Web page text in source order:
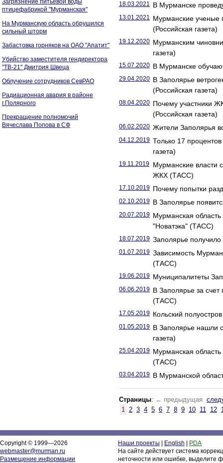
Загрязнение питьевой воды
птицефабрикой "Мурманская"
На Мурманскую область обрушился
сильный шторм
Забастовка горняков на ОАО "Апатит"
Убийство заместителя гендиректора
"ТВ-21" Дмитрия Швеца
Облучение сотрудников СевРАО
Радиационная авария в районе
г.Полярного
Прекращение полномочий
Вячеслава Попова в СФ
18.03.2021 В Мурманске
13.01.2021 Мурманские ученые
(Российская газета)
19.12.2020 Мурманским
газета)
15.07.2020 В Мурманске
29.04.2020 В Заполярье
(Российская газета)
08.04.2020 Почему участники
(Российская газета)
06.02.2020 Жители Заполярья
04.12.2019 Только 17
газета)
19.11.2019 Мурманские власти
ЖКХ (ТАСС)
17.10.2019 Почему попытки
02.10.2019 В Заполярье
20.07.2019 Мурманская область
"Новатэка" (ТАСС)
18.07.2019 Заполярье
01.07.2019 Зависимость
(ТАСС)
19.06.2019 Муниципалитеты
06.06.2019 В Заполярье за
(ТАСС)
17.05.2019 Кольский
01.05.2019 В Заполярье нашли
газета)
25.04.2019 Мурманская
(ТАСС)
03.04.2019 В Мурманской
Страницы: ← предыдущая
1 2 3 4 5 6 7 8 9 10 11 12
Copyright © 1999—2026
webmaster@murman.ru
Размещение информации
Наши проекты English
PDA
На сайте действует система
неточности или ошибке, выделите